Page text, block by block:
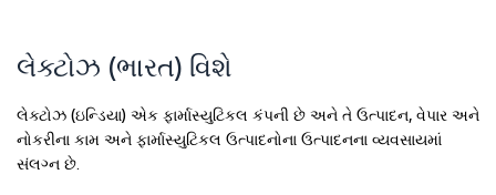
લેક્ટોઝ (ભારત) વિશે
લેક્ટોઝ (ઇન્ડિયા) એક ફાર્માસ્યુટિકલ કંપની છે અને તે ઉત્પાદન, વેપાર અને
નોકરીના કામ અને ફાર્માસ્યુટિકલ ઉત્પાદનોના ઉત્પાદનના વ્યવસાયમાં
સંલગ્ન છે.